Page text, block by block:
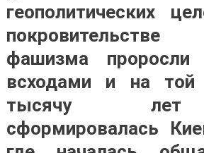
геополитических
фашизма проросли
всходами и на той
тысячу
сформировалась